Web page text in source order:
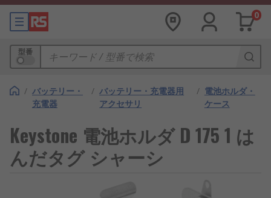
0
型番
/ バッテリー・
充電器
/ バッテリー・充電器用
アクセサリ
/ 電池ホルダ・
ケース
Keystone 電池ホルダ D 175 1 は
んだタグ シャーシ